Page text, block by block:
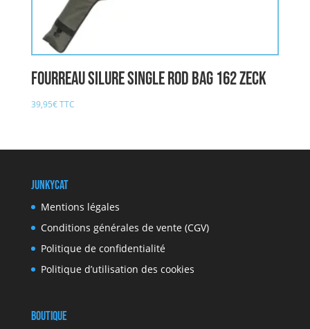
Fourreau Silure Single Rod Bag 162 ZECK
39,95€TTC
JunkyCat
Mentions légales
Conditions générales de vente (CGV)
Politique de confidentialité
Politique d’utilisation des cookies
Boutique